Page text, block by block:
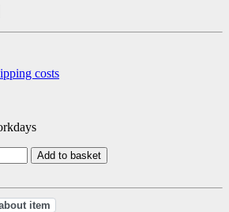
costs
Add to basket
item